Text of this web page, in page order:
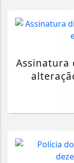
Assinatura